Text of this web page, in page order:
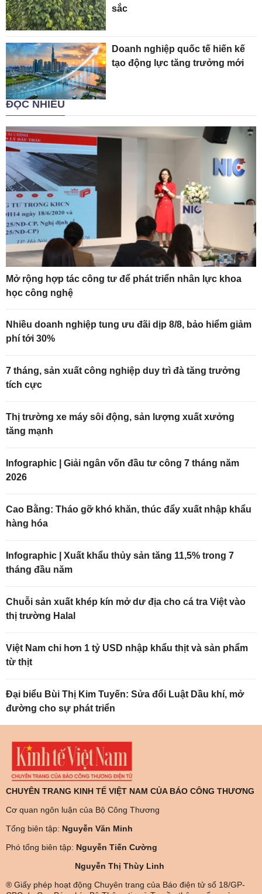
sắc
Doanh nghiệp quốc tế hiến kế
tạo động lực tăng trưởng mới
ĐỌC NHIỀU
Mở rộng hợp tác công tư để phát triển nhân lực khoa
học công nghệ
Nhiều doanh nghiệp tung ưu đãi dịp 8/8, bảo hiểm giảm
phí tới 30%
7 tháng, sản xuất công nghiệp duy trì đà tăng trưởng
tích cực
Thị trường xe máy sôi động, sản lượng xuất xưởng
tăng mạnh
Infographic | Giải ngân vốn đầu tư công 7 tháng năm
2026
Cao Bằng: Tháo gỡ khó khăn, thúc đẩy xuất nhập khẩu
hàng hóa
Infographic | Xuất khẩu thủy sản tăng 11,5% trong 7
tháng đầu năm
Chuỗi sản xuất khép kín mở dư địa cho cá tra Việt vào
thị trường Halal
Việt Nam chi hơn 1 tỷ USD nhập khẩu thịt và sản phẩm
từ thịt
Đại biểu Bùi Thị Kim Tuyến: Sửa đổi Luật Dầu khí, mở
đường cho sự phát triển
CHUYÊN TRANG KINH TẾ VIỆT NAM CỦA BÁO CÔNG THƯƠNG
Cơ quan ngôn luận của Bộ Công Thương
Tổng biên tập: Nguyễn Văn Minh
Phó tổng biên tập: Nguyễn Tiến Cường
Nguyễn Thị Thùy Linh
® Giấy phép hoạt động Chuyên trang của Báo điện tử số 18/GP-